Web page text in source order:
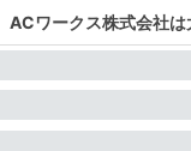
ACワークス株式会社